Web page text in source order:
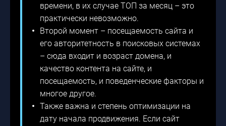
времени, в их случае ТОП за месяц – это
практически невозможно.
Второй момент – посещаемость сайта и
его авторитетность в поисковых системах
– сюда входит и возраст домена, и
качество контента на сайте, и
посещаемость, и поведенческие факторы и
многое другое.
Также важна и степень оптимизации на
дату начала продвижения. Если сайт